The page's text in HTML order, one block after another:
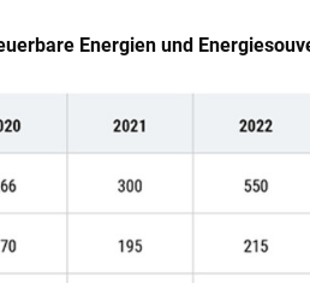
Energien und